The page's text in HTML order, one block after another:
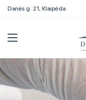
Danės g. 21, Klaipėda